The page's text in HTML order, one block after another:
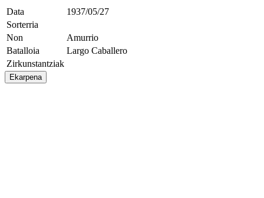
Data
1937/05/27
Sorterria
Non
Amurrio
Batalloia
Largo Caballero
Zirkunstantziak